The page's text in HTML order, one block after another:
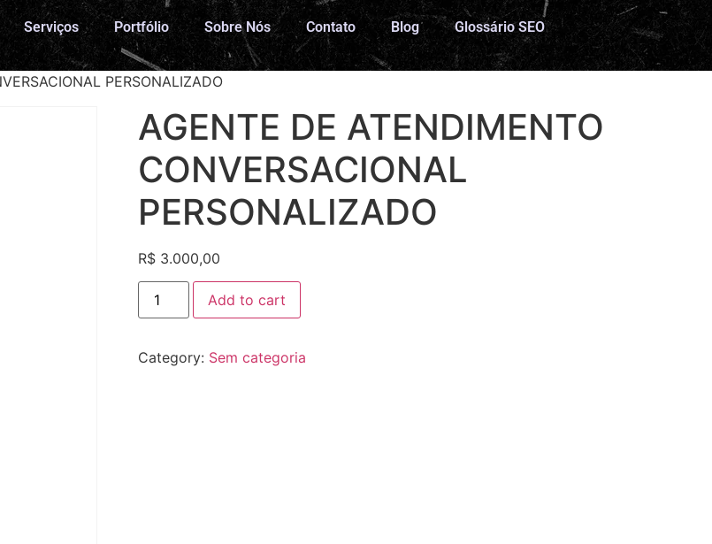
Serviços Portfólio Sobre Nós Contato Blog Glossário SEO
PERSONALIZADO
AGENTE DE ATENDIMENTO
CONVERSACIONAL
PERSONALIZADO
R$3.000,00
Add to cart
Category: Sem categoria